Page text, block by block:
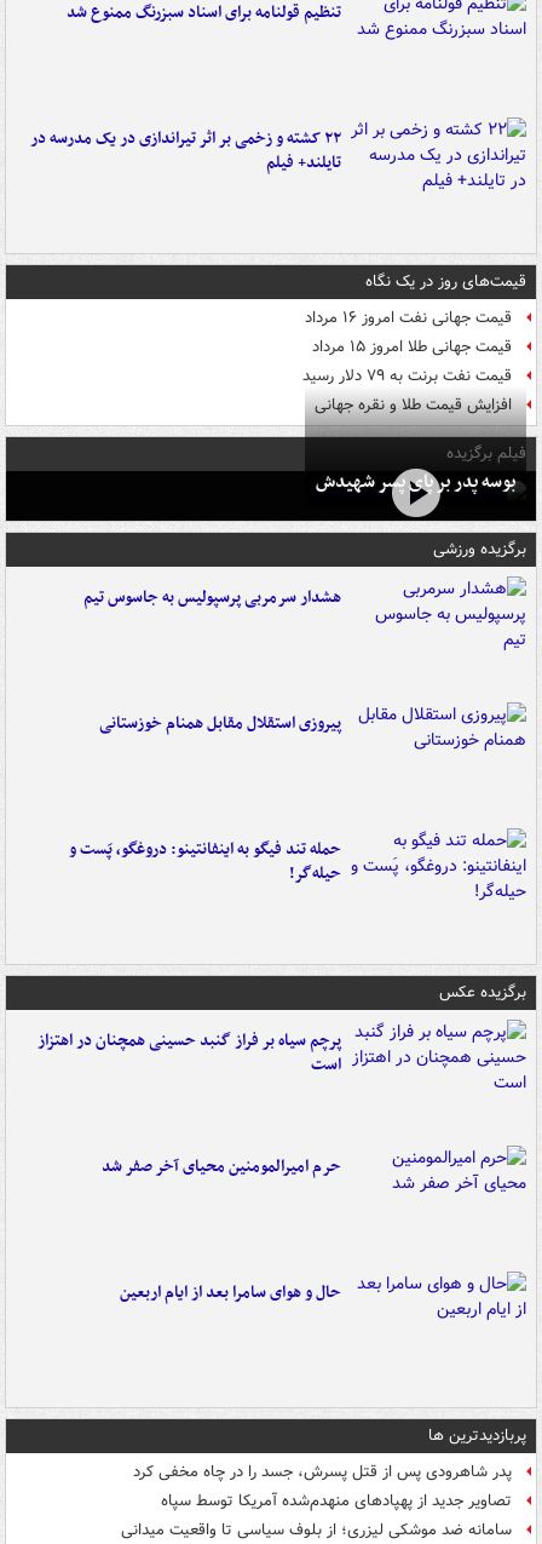
تنظیم قولنامه برای اسناد سبزرنگ ممنوع شد
۲۲ کشته و زخمی بر اثر تیراندازی در یک مدرسه در
تایلند+ فیلم
قیمت‌های روز در یک نگاه
قیمت جهانی نفت امروز ۱۶ مرداد
قیمت جهانی طلا امروز ۱۵ مرداد
قیمت نفت برنت به ۷۹ دلار رسید
افزایش قیمت طلا و نقره جهانی
فیلم برگزیده
بوسه‌ پدر بر پای پسر شهیدش
برگزیده ورزشی
هشدار سرمربی پرسپولیس به جاسوس تیم
پیروزی استقلال مقابل همنام خوزستانی
حمله تند فیگو به اینفانتینو: دروغگو، پَست‌ و
حیله‌گر!
برگزیده عکس
پرچم سیاه بر فراز گنبد حسینی همچنان در اهتزاز
است
حرم امیرالمومنین محیای آخر صفر شد
حال و هوای سامرا بعد از ایام اربعین
پربازدیدترین ها
پدر شاهرودی پس از قتل پسرش، جسد را در چاه مخفی کرد
تصاویر جدید از پهپادهای منهدم‌شده آمریکا توسط سپاه
سامانه ضد موشکی لیزری؛ از بلوف سیاسی تا واقعیت میدانی